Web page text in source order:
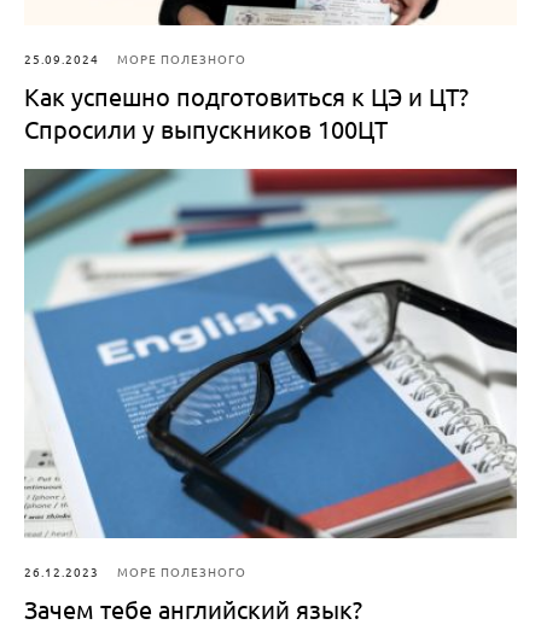
25.09.2024 МОРЕ ПОЛЕЗНОГО
Как успешно подготовиться к ЦЭ и ЦТ?
Спросили у выпускников 100ЦТ
26.12.2023 МОРЕ ПОЛЕЗНОГО
Зачем тебе английский язык?